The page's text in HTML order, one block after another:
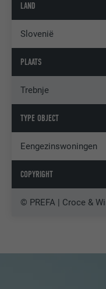
LAND
Slovenië
PLAATS
Trebnje
TYPE OBJECT
Eengezinswoningen
COPYRIGHT
© PREFA | Croce &